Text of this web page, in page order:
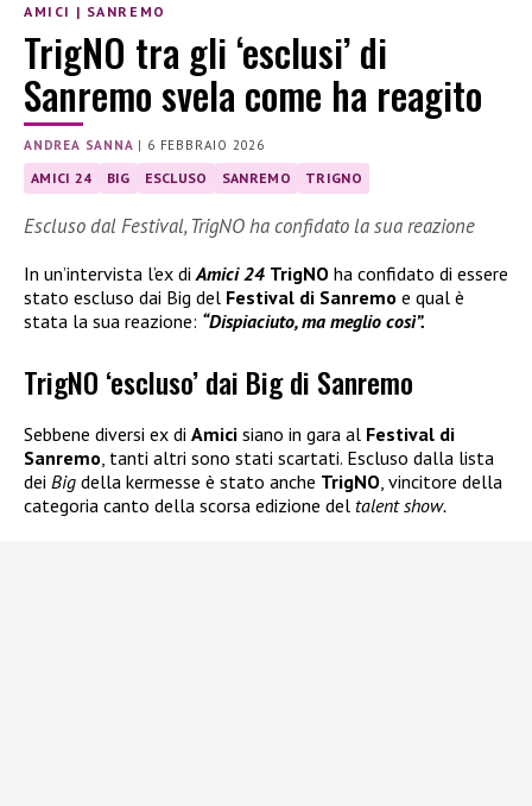
AMICI | SANREMO
TrigNO tra gli ‘esclusi’ di
Sanremo svela come ha reagito
ANDREA SANNA | 6 FEBBRAIO 2026
AMICI 24 BIG ESCLUSO SANREMO TRIGNO
Escluso dal Festival, TrigNO ha confidato la sua reazione
In un’intervista l’ex diAmici 24 TrigNO ha confidato di essere
stato escluso dai Big del Festival di Sanremo e qual è
stata la sua reazione: “Dispiaciuto, ma meglio così”.
TrigNO ‘escluso’ dai Big di Sanremo
Sebbene diversi ex di Amici siano in gara al Festival di
Sanremo , tanti altri sono stati scartati. Escluso dalla lista
dei Big della kermesse è stato anche TrigNO , vincitore della
categoria canto della scorsa edizione del talent show.